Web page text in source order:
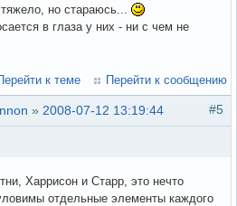
но стараюсь...
в глаза у них - ни с чем не
к теме Перейти к сообщению
#5
» 2008-07-12 13:19:44
Харрисон и Старр, это нечто
отдельные элементы каждого